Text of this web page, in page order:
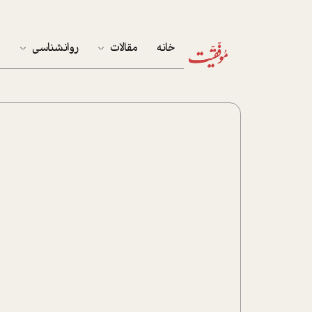
خانه مقالات روانشناسی